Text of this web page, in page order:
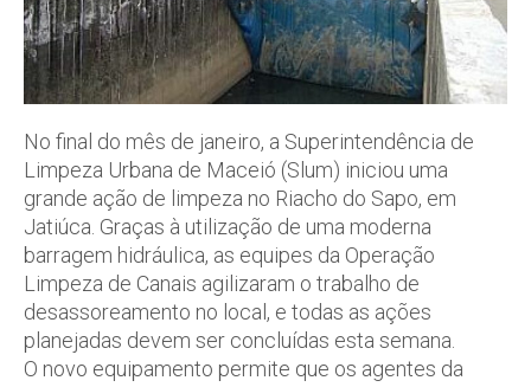
No final do mês de janeiro, a Superintendência de
Limpeza Urbana de Maceió (Slum) iniciou uma
grande ação de limpeza no Riacho do Sapo, em
Jatiúca. Graças à utilização de uma moderna
barragem hidráulica, as equipes da Operação
Limpeza de Canais agilizaram o trabalho de
desassoreamento no local, e todas as ações
planejadas devem ser concluídas esta semana.
O novo equipamento permite que os agentes da